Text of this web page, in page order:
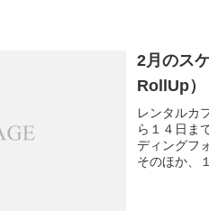
2月のス
RollUp）
レンタルカ
ら１４日ま
ディングフ
そのほか、